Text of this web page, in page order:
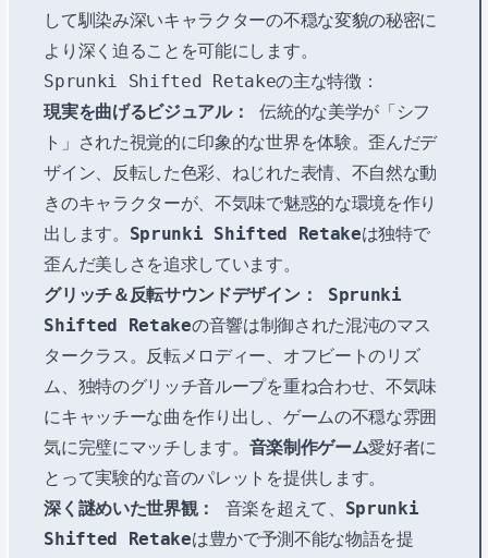
して馴染み深いキャラクターの不穏な変貌の秘密に
より深く迫ることを可能にします。
Sprunki Shifted Retakeの主な特徴：
現実を曲げるビジュアル：
伝統的な美学が「シフ
ト」された視覚的に印象的な世界を体験。歪んだデ
ザイン、反転した色彩、ねじれた表情、不自然な動
きのキャラクターが、不気味で魅惑的な環境を作り
出します。 Sprunki Shifted Retakeは独特で
歪んだ美しさを追求しています。
グリッチ＆反転サウンドデザイン：
Sprunki
Shifted Retakeの音響は制御された混沌のマス
タークラス。反転メロディー、オフビートのリズ
ム、独特のグリッチ音ループを重ね合わせ、不気味
にキャッチーな曲を作り出し、ゲームの不穏な雰囲
気に完璧にマッチします。 音楽制作ゲーム愛好者に
とって実験的な音のパレットを提供します。
深く謎めいた世界観：
音楽を超えて、 Sprunki
Shifted Retakeは豊かで予測不能な物語を提